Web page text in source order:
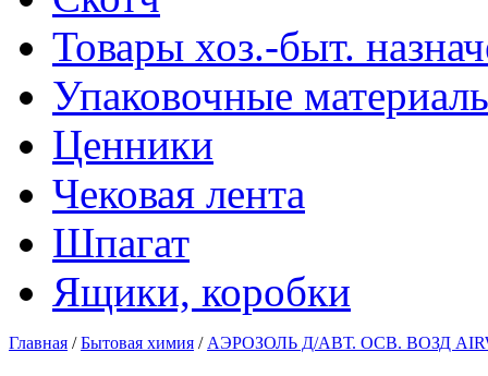
Товары хоз.-быт.
Упаковочные
Ценники
Чековая лента
Шпагат
Ящики, коробки
Главная /Бытовая химия / АЭРОЗОЛЬ Д/АВТ. ОСВ. ВОЗД